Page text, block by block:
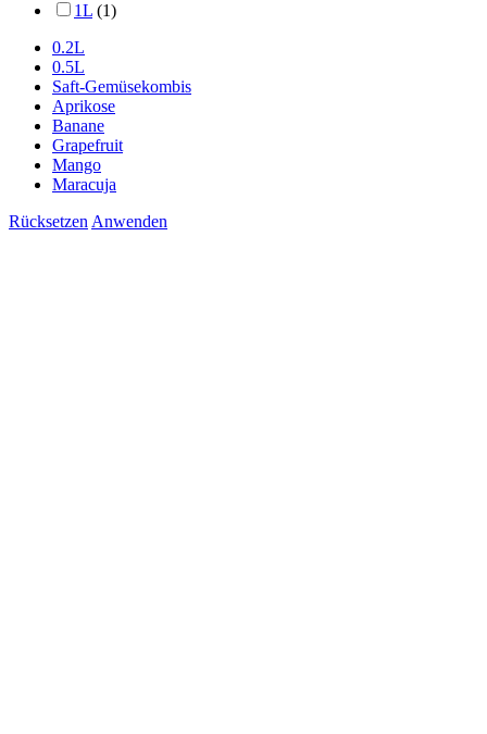
1L (1)
0.2L
0.5L
Saft-Gemüsekombis
Aprikose
Banane
Grapefruit
Mango
Maracuja
Rücksetzen Anwenden